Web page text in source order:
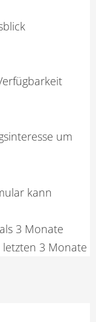
um
kann
3 Monate
3 Monate